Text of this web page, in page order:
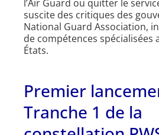
l’Air Guard ou quitter le
suscite des critiques des
National Guard Association,
de compétences spécialisées
États.
Premier
Tranche 1 de la